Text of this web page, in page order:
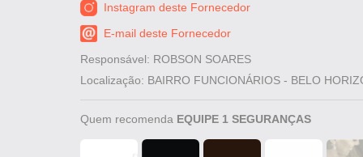
Instagram deste Fornecedor
E-mail deste Fornecedor
Responsável: ROBSON SOARES
Localização: BAIRRO FUNCIONÁRIOS - BELO
Quem recomenda EQUIPE 1 SEGURANÇAS